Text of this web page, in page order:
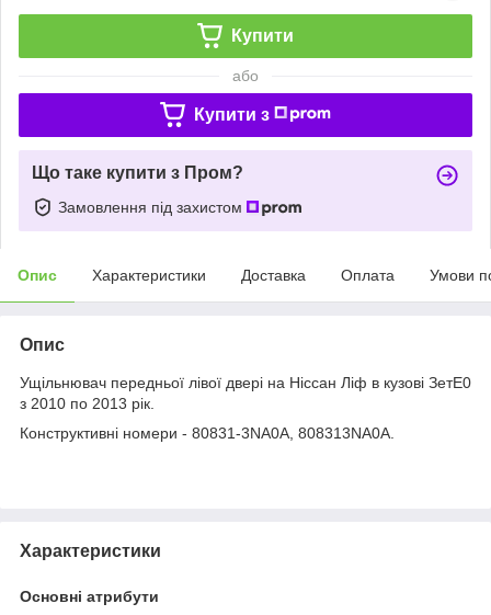
Купити
або
Купити з
Що таке купити з Пром?
Замовлення під захистом
Опис Характеристики Доставка Оплата Умови
Опис
Ущільнювач передньої лівої двері на Ніссан Ліф в кузові ЗетЕ0
з 2010 по 2013 рік.
Конструктивні номери - 80831-3NA0A, 808313NA0A.
Характеристики
Основні атрибути